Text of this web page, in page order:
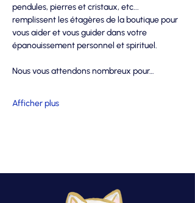
pendules, pierres et cristaux, etc...
remplissent les étagères de la boutique pour
vous aider et vous guider dans votre
épanouissement personnel et spirituel.
Nous vous attendons nombreux pour…
Afficher plus